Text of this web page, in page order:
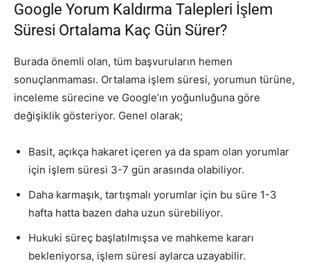
Google Yorum Kaldırma Talepleri İşlem
Süresi Ortalama Kaç Gün Sürer?
Burada önemli olan, tüm başvuruların hemen
sonuçlanmaması. Ortalama işlem süresi, yorumun türüne,
inceleme sürecine ve Google’ın yoğunluğuna göre
değişiklik gösteriyor. Genel olarak;
Basit, açıkça hakaret içeren ya da spam olan yorumlar
için işlem süresi 3-7 gün arasında olabiliyor.
Daha karmaşık, tartışmalı yorumlar için bu süre 1-3
hafta hatta bazen daha uzun sürebiliyor.
Hukuki süreç başlatılmışsa ve mahkeme kararı
bekleniyorsa, işlem süresi aylarca uzayabilir.